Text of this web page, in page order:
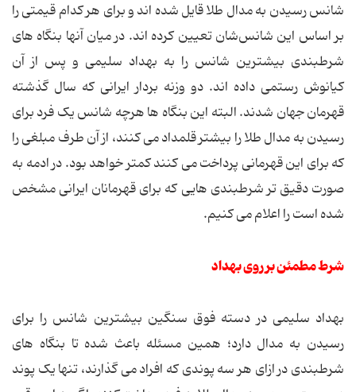
شانس رسیدن به مدال طلا قایل شده اند و برای هر کدام قیمتی را
بر اساس این شانس‌شان تعیین کرده اند. در میان آنها بنگاه های
شرطبندی بیشترین شانس را به بهداد سلیمی و پس از آن
کیانوش رستمی داده اند. دو وزنه بردار ایرانی که سال گذشته
قهرمان جهان شدند. البته این بنگاه ها هرچه شانس یک فرد برای
رسیدن به مدال طلا را بیشتر قلمداد می کنند، از آن طرف مبلغی را
که برای این قهرمانی پرداخت می کنند کمتر خواهد بود. در ادمه به
صورت دقیق تر شرطبندی هایی که برای قهرمانان ایرانی مشخص
شده است را اعلام می کنیم.
شرط مطمئن بر روی بهداد
بهداد سلیمی در دسته فوق سنگین بیشترین شانس را برای
رسیدن به مدال دارد؛ همین مسئله باعث شده تا بنگاه های
شرطبندی در ازای هر سه پوندی که افراد می گذارند، تنها یک پوند